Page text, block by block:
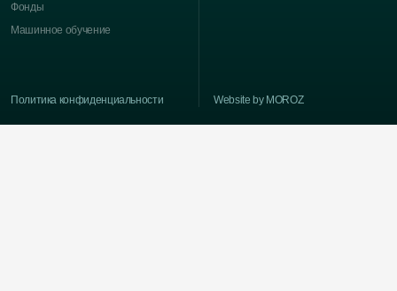
Фонды
Машинное обучение
Политика конфиденциальности Website by MOROZ